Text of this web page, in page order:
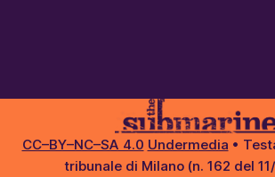
CC–BY–NC–SA 4.0 Undermedia •
tribunale di Milano (n. 162 del